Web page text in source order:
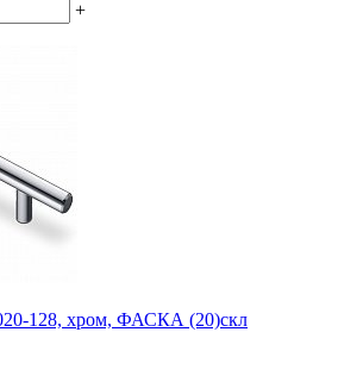
+
128, хром, ФАСКА (20)скл